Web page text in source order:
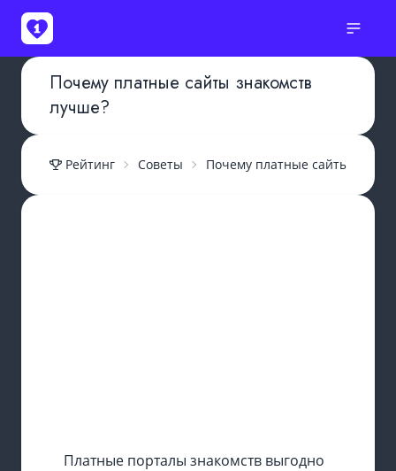
Почему платные сайты знакомств
лучше?
Рейтинг Советы Почему платные сайты
Платные порталы знакомств выгодно